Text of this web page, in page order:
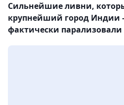
Сильнейшие ливни,
крупнейший город
фактически